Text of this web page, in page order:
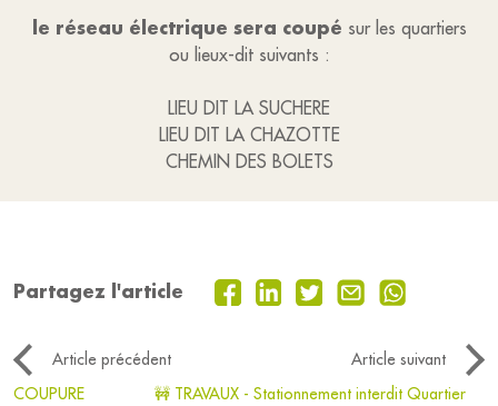
le réseau électrique sera coupé sur les quartiers
ou lieux-dit suivants :
LIEU DIT LA SUCHERE
LIEU DIT LA CHAZOTTE
CHEMIN DES BOLETS
Partagez l'article
Article précédent
Article suivant
COUPURE
🚧 TRAVAUX - Stationnement interdit Quartier